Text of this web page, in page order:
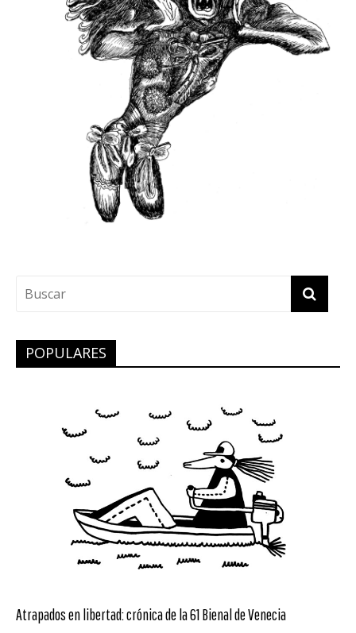
POPULARES
Atrapados en libertad: crónica de la 61 Bienal de Venecia